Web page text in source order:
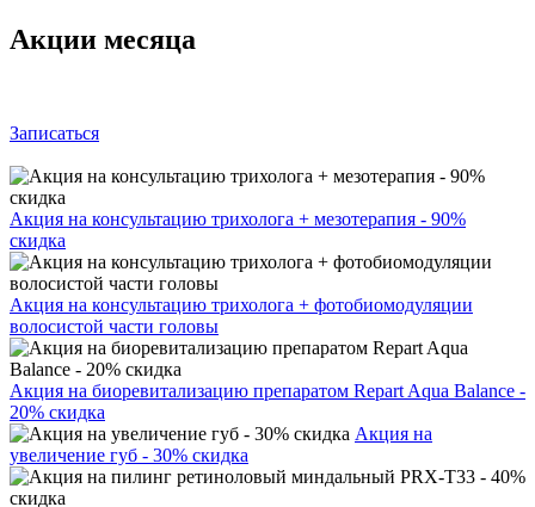
Акции месяца
Записаться
Акция на консультацию трихолога + мезотерапия - 90%
скидка
Акция на консультацию трихолога + фотобиомодуляции
волосистой части головы
Акция на биоревитализацию препаратом Repart Aqua Balance -
20% скидка
Акция на
увеличение губ - 30% скидка